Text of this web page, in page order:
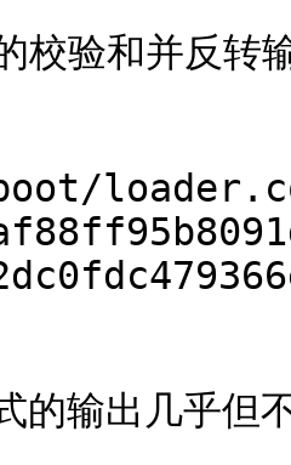
校验和并反转
的输出几乎但